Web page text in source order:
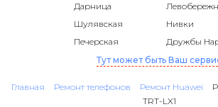
Дарница
Шулявская
Нивки
Печерская
Дружбы
Тут может быть Ваш
Главная Ремонт телефонов Ремонт Huawei
TRT-LX1